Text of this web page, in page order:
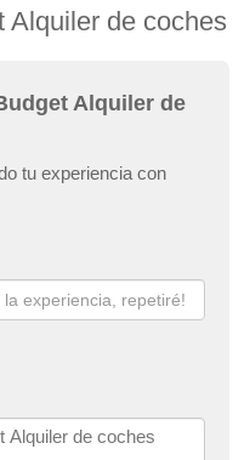
Alquiler de coches
Alquiler de
tu experiencia con